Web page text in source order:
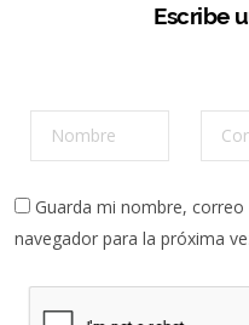
Escribe
Guarda mi nombre,
navegador para la próxima